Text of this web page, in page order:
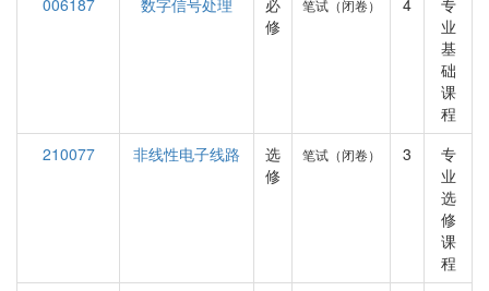
006187
数字信号处理
必
修
笔试（闭卷） 4
专
业
基
础
课
程
210077
非线性电子线路
选
修
笔试（闭卷） 3
专
业
选
修
课
程